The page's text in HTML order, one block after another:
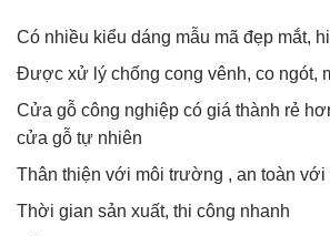
Có nhiều kiểu dáng mẫu mã đẹp mắt,
Được xử lý chống cong vênh, co ngót,
Cửa gỗ công nghiệp có giá thành rẻ
cửa gỗ tự nhiên
Thân thiện với môi trường , an toàn
Thời gian sản xuất, thi công nhanh